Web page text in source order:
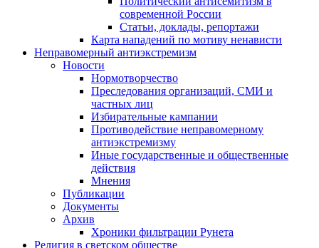
современной России
Статьи, доклады, репортажи
Карта нападений по мотиву ненависти
Неправомерный антиэкстремизм
Новости
Нормотворчество
Преследования организаций, СМИ и
частных лиц
Избирательные кампании
Противодействие неправомерному
антиэкстремизму
Иные государственные и общественные
действия
Мнения
Публикации
Документы
Архив
Хроники фильтрации Рунета
Религия в светском обществе